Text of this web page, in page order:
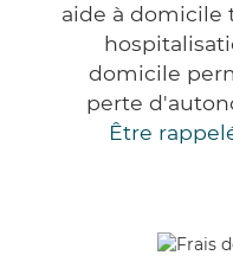
aide à domicile
domicile
perte
Être